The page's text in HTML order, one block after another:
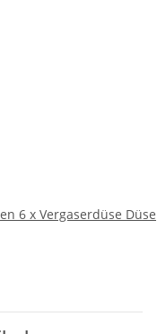
6 x Vergaserdüse Düse